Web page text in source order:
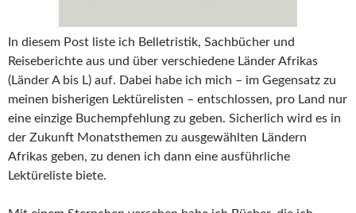
In diesem Post liste ich Belletristik, Sachbücher und
Reiseberichte aus und über verschiedene Länder Afrikas
(Länder A bis L) auf. Dabei habe ich mich – im Gegensatz zu
meinen bisherigen Lektürelisten – entschlossen, pro Land nur
eine einzige Buchempfehlung zu geben. Sicherlich wird es in
der Zukunft Monatsthemen zu ausgewählten Ländern
Afrikas geben, zu denen ich dann eine ausführliche
Lektüreliste biete.